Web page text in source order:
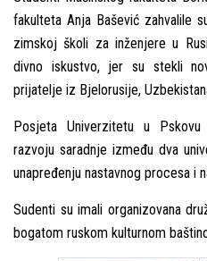
fakulteta Anja Bašević zahvalile
zimskoj školi za inženjere u
divno iskustvo, jer su stekli
prijatelјe iz Bjelorusije,
Posjeta Univerzitetu u
razvoju saradnje između dva
unapređenju nastavnog procesa i
Sudenti su imali organizovana
bogatom ruskom kulturnom